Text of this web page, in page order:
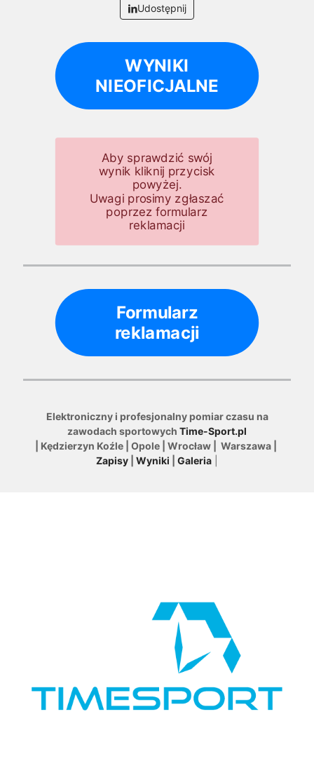
Udostępnij
WYNIKI
NIEOFICJALNE
Aby sprawdzić swój
wynik kliknij przycisk
powyżej.
Uwagi prosimy zgłaszać
poprzez formularz
reklamacji
Formularz
reklamacji
Elektroniczny i profesjonalny pomiar czasu na
zawodach sportowych Time-Sport.pl
| Kędzierzyn Koźle | Opole | Wrocław | Warszawa |
Zapisy
Wyniki Galeria